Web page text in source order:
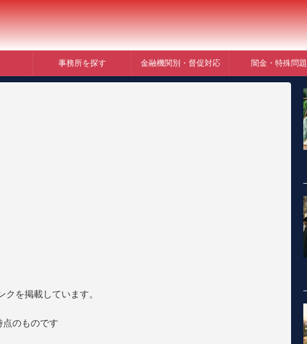
事務所を探す 金融機関別・督促対応 闇金・特殊問題
を掲載しています。
のものです